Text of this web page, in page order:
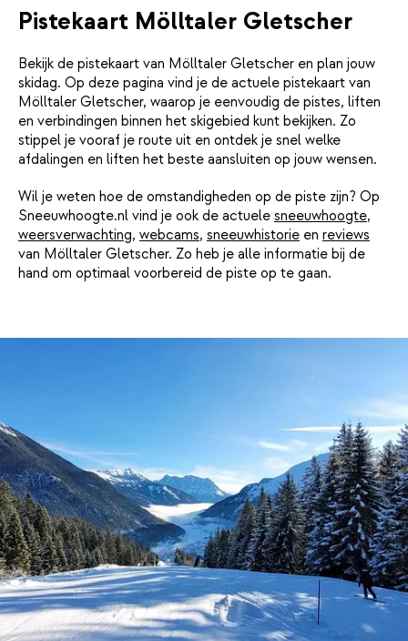
Pistekaart Mölltaler Gletscher
Bekijk de pistekaart van Mölltaler Gletscher en plan jouw
skidag. Op deze pagina vind je de actuele pistekaart van
Mölltaler Gletscher, waarop je eenvoudig de pistes, liften
en verbindingen binnen het skigebied kunt bekijken. Zo
stippel je vooraf je route uit en ontdek je snel welke
afdalingen en liften het beste aansluiten op jouw wensen.
Wil je weten hoe de omstandigheden op de piste zijn? Op
Sneeuwhoogte.nl vind je ook de actuele sneeuwhoogte,
weersverwachting, webcams, sneeuwhistorie en reviews
van Mölltaler Gletscher. Zo heb je alle informatie bij de
hand om optimaal voorbereid de piste op te gaan.